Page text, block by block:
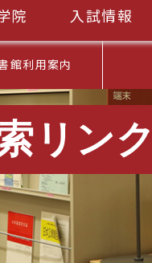
院 入試情報
館利用案内
リンク